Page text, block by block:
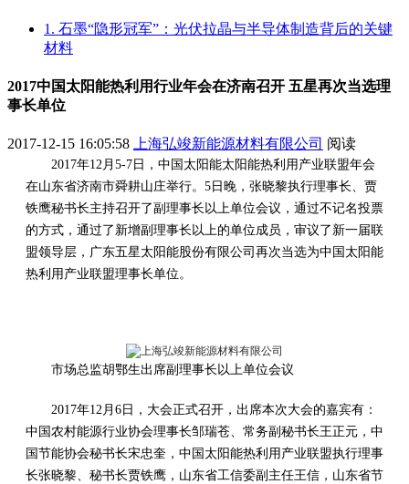
1. 石墨“隐形冠军”：光伏拉晶与半导体制造背后的关键
材料
2017中国太阳能热利用行业年会在济南召开 五星再次当选理
事长单位
2017-12-15 16:05:58 上海弘竣新能源材料有限公司 阅读
2017年12月5-7日，中国太阳能太阳能热利用产业联盟年会
在山东省济南市舜耕山庄举行。5日晚，张晓黎执行理事长、贾
铁鹰秘书长主持召开了副理事长以上单位会议，通过不记名投票
的方式，通过了新增副理事长以上的单位成员，审议了新一届联
盟领导层，广东五星太阳能股份有限公司再次当选为中国太阳能
热利用产业联盟理事长单位。
市场总监胡鄂生出席副理事长以上单位会议
2017年12月6日，大会正式召开，出席本次大会的嘉宾有：
中国农村能源行业协会理事长邹瑞苍、常务副秘书长王正元，中
国节能协会秘书长宋忠奎，中国太阳能热利用产业联盟执行理事
长张晓黎、秘书长贾铁鹰，山东省工信委副主任王信，山东省节